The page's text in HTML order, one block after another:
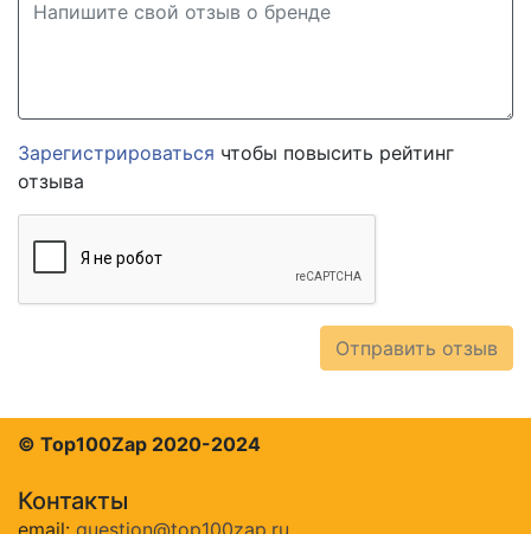
Зарегистрироваться чтобы повысить рейтинг
отзыва
Отправить отзыв
© Top100Zap 2020-2024
Контакты